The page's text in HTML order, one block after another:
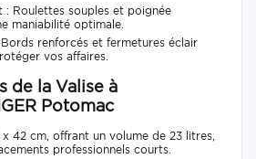
Roulettes souples et poignée
maniabilité optimale.
renforcés et fermetures éclair
vos affaires.
de la Valise à
Potomac
42 cm, offrant un volume de 23 litres,
professionnels courts.